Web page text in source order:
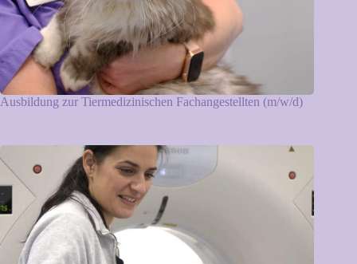
Ausbildung zur Tiermedizinischen Fachangestellten (m/w/d)